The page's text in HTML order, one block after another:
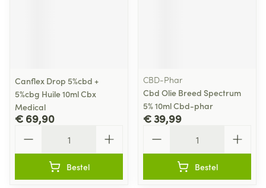
Canflex Drop 5%cbd +
5%cbg Huile 10ml Cbx
Medical
€ 69,90
Bestel
CBD-Phar
Cbd Olie Breed Spectrum
5% 10ml Cbd-phar
€ 39,99
Bestel